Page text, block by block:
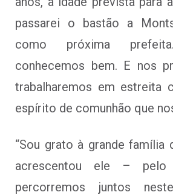
passarei o bastão a
como próxima
conhecemos bem. E nos
trabalharemos em estreita
espírito de comunhão que
“Sou grato à grande família
acrescentou ele – pelo
percorremos juntos